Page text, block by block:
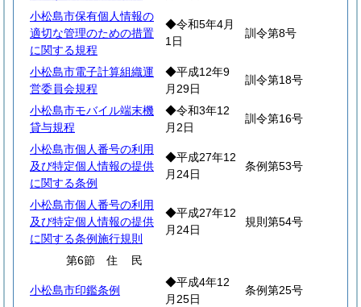
小松島市保有個人情報の
適切な管理のための措置
に関する規程
◆令和5年4月
1日
訓令第8号
小松島市電子計算組織運
営委員会規程
◆平成12年9
月29日
訓令第18号
小松島市モバイル端末機
貸与規程
◆令和3年12
月2日
訓令第16号
小松島市個人番号の利用
及び特定個人情報の提供
に関する条例
◆平成27年12
月24日
条例第53号
小松島市個人番号の利用
及び特定個人情報の提供
に関する条例施行規則
◆平成27年12
月24日
規則第54号
第6節 住 民
小松島市印鑑条例
◆平成4年12
月25日
条例第25号